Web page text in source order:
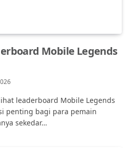
Mobile Legends
leaderboard Mobile Legends
penting bagi para pemain
sekedar…